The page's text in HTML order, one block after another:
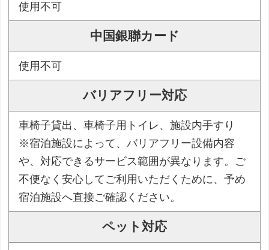
使用不可
中国銀聯カード
使用不可
バリアフリー対応
車椅子貸出、車椅子用トイレ、施設内手すり
※宿泊施設によって、バリアフリー設備内容
や、対応できるサービス範囲が異なります。ご
不便なく安心してご利用いただくために、予め
宿泊施設へ直接ご確認ください。
ペット対応